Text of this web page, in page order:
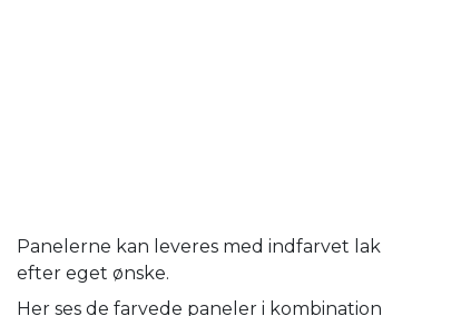
Panelerne kan leveres med indfarvet lak
efter eget ønske.
Her ses de farvede paneler i kombination